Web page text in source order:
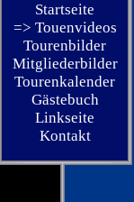
Startseite
=> Touenvideos
Tourenbilder
Mitgliederbilder
Tourenkalender
Gästebuch
Linkseite
Kontakt